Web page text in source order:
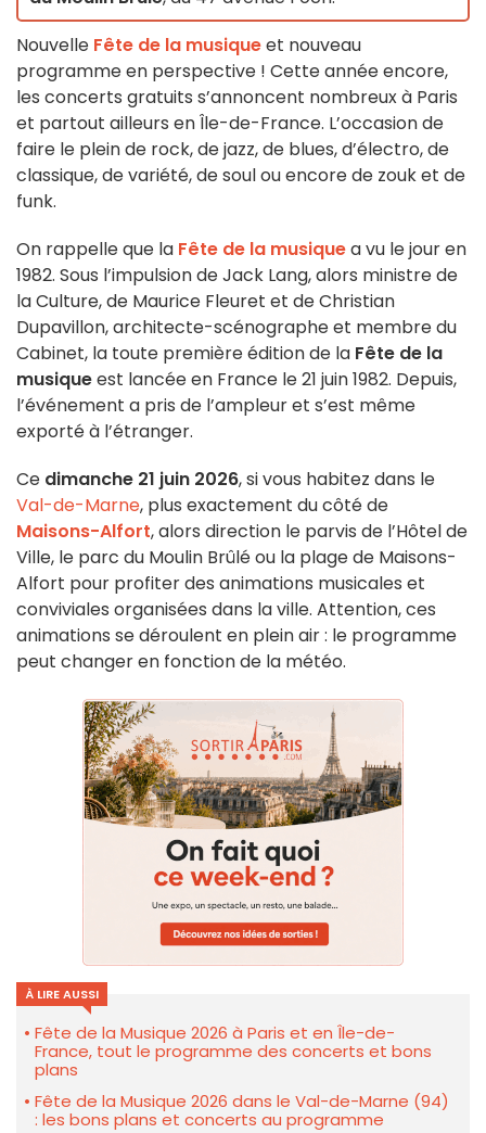
Nouvelle Fête de la musiqueet nouveau
programme en perspective ! Cette année encore,
les concerts gratuits s’annoncent nombreux à Paris
et partout ailleurs en Île-de-France. L’occasion de
faire le plein de rock, de jazz, de blues, d’électro, de
classique, de variété, de soul ou encore de zouk et de
funk.
On rappelle que la Fête de la musiquea vu le jour en
1982. Sous l’impulsion de Jack Lang, alors ministre de
la Culture, de Maurice Fleuret et de Christian
Dupavillon, architecte-scénographe et membre du
Cabinet, la toute première édition de la Fête de la
musiqueest lancée en France le 21 juin 1982. Depuis,
l’événement a pris de l’ampleur et s’est même
exporté à l’étranger.
Ce dimanche 21 juin 2026, si vous habitez dans le
Val-de-Marne, plus exactement du côté de
Maisons-Alfort, alors direction le parvis de l’Hôtel de
Ville, le parc du Moulin Brûlé ou la plage de Maisons-
Alfort pour profiter des animations musicales et
conviviales organisées dans la ville. Attention, ces
animations se déroulent en plein air : le programme
peut changer en fonction de la météo.
À LIRE AUSSI
Fête de la Musique 2026 à Paris et en Île-de-
France, tout le programme des concerts et bons
plans
Fête de la Musique 2026 dans le Val-de-Marne (94)
: les bons plans et concerts au programme